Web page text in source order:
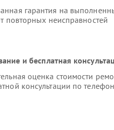
гарантия на
повторных неисправностей
и бесплатная
оценка стоимости
консультации по